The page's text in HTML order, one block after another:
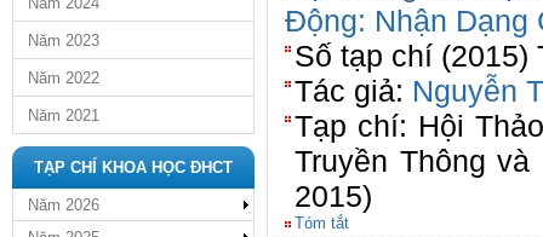
Năm 2023
Năm 2022
Năm 2021
TẠP CHÍ KHOA HỌC ĐHCT
Năm 2026
Động: Nhận Dạng
Số tạp chí (2015)
Tác giả: Nguyễn
Tạp chí: Hội
Truyền Thông
2015)
Tóm tắt